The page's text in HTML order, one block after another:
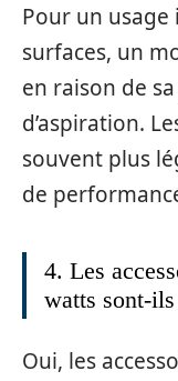
Pour un
surfaces, un
en raison de
d’aspiration.
souvent plus
de
4. Les
watts sont-ils
Oui, les